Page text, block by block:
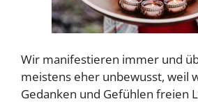
Wir manifestieren immer und
meistens eher unbewusst, weil
Gedanken und Gefühlen freien